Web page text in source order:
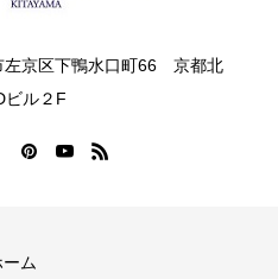
京区下鴨水口町66 京都北
ビル２F
ーム